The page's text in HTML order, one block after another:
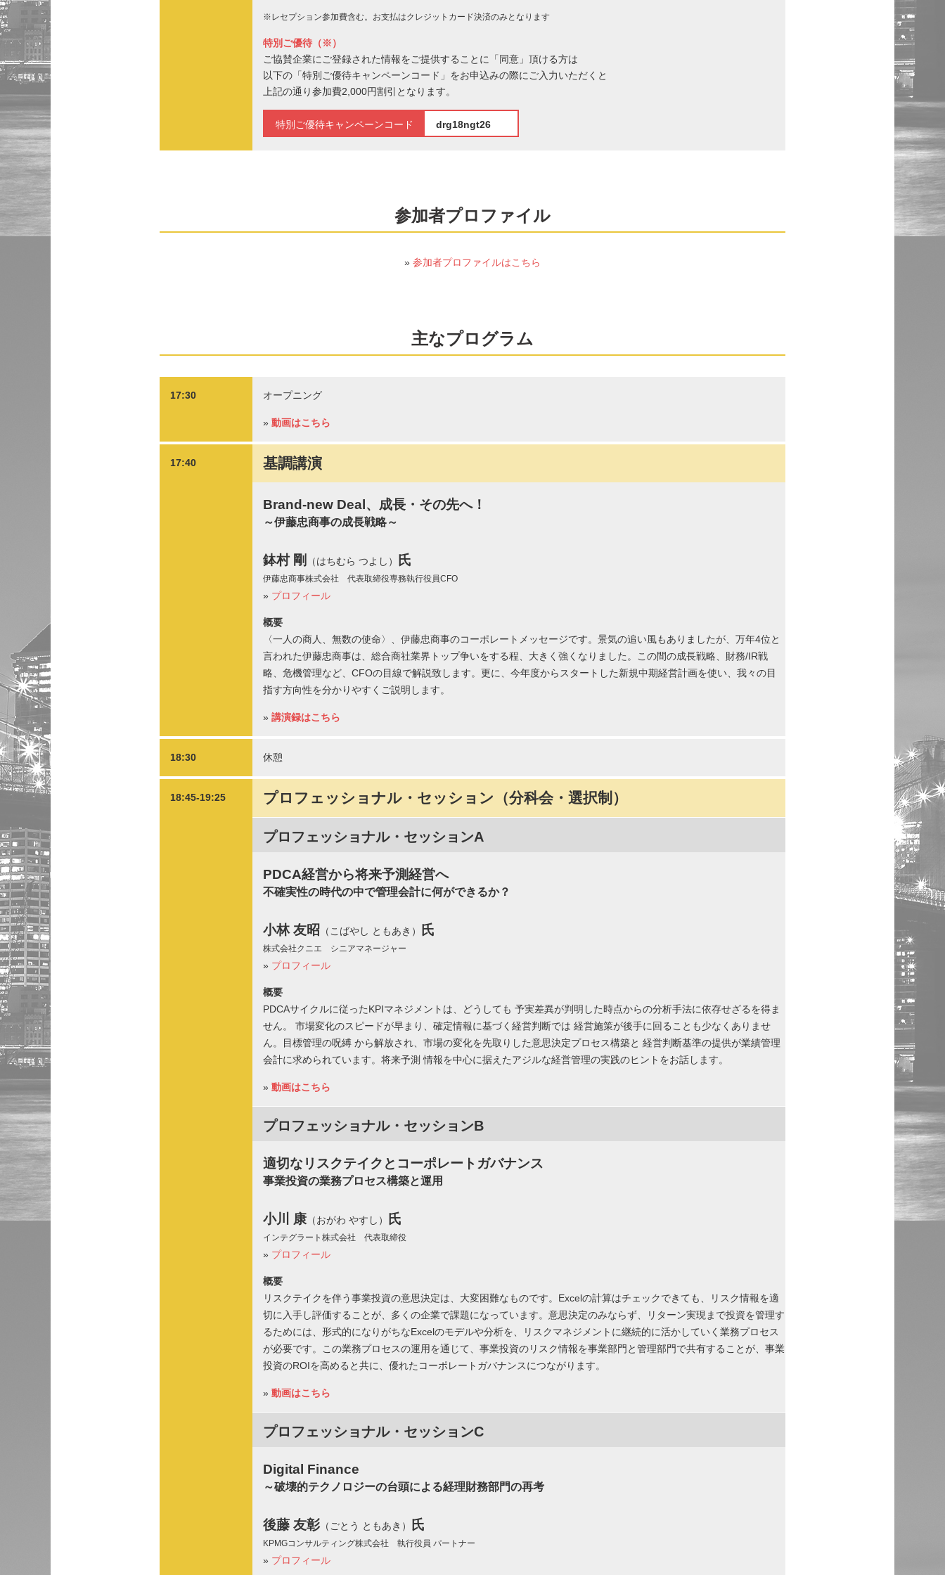
※レセプション参加費含む。お支払はクレジットカード決済のみとなります
特別ご優待（※）
ご協賛企業にご登録された情報をご提供することに「同意」頂ける方は
以下の「特別ご優待キャンペーンコード」をお申込みの際にご入力いただくと
上記の通り参加費2,000円割引となります。
特別ご優待キャンペーンコード drg18ngt26
参加者プロファイル
» 参加者プロファイルはこちら
主なプログラム
17:30 オープニング
» 動画はこちら
17:40 基調講演
Brand-new Deal、成長・その先へ！
～伊藤忠商事の成長戦略～
鉢村 剛 （はちむら つよし） 氏
伊藤忠商事株式会社 代表取締役専務執行役員CFO
» プロフィール
概要
〈一人の商人、無数の使命〉、伊藤忠商事のコーポレートメッセージです。景気の追い風もありましたが、万年4位と
言われた伊藤忠商事は、総合商社業界トップ争いをする程、大きく強くなりました。この間の成長戦略、財務/IR戦
略、危機管理など、CFOの目線で解説致します。更に、今年度からスタートした新規中期経営計画を使い、我々の目
指す方向性を分かりやすくご説明します。
» 講演録はこちら
18:30 休憩
18:45-19:25 プロフェッショナル・セッション（分科会・選択制）
プロフェッショナル・セッションA
PDCA経営から将来予測経営へ
不確実性の時代の中で管理会計に何ができるか？
小林 友昭 （こばやし ともあき） 氏
株式会社クニエ シニアマネージャー
» プロフィール
概要
PDCAサイクルに従ったKPIマネジメントは、どうしても 予実差異が判明した時点からの分析手法に依存せざるを得ま
せん。 市場変化のスピードが早まり、確定情報に基づく経営判断では 経営施策が後手に回ることも少なくありませ
ん。目標管理の呪縛 から解放され、市場の変化を先取りした意思決定プロセス構築と 経営判断基準の提供が業績管理
会計に求められています。将来予測 情報を中心に据えたアジルな経営管理の実践のヒントをお話します。
» 動画はこちら
プロフェッショナル・セッションB
適切なリスクテイクとコーポレートガバナンス
事業投資の業務プロセス構築と運用
小川 康 （おがわ やすし） 氏
インテグラート株式会社 代表取締役
» プロフィール
概要
リスクテイクを伴う事業投資の意思決定は、大変困難なものです。Excelの計算はチェックできても、リスク情報を適
切に入手し評価することが、多くの企業で課題になっています。意思決定のみならず、リターン実現まで投資を管理す
るためには、形式的になりがちなExcelのモデルや分析を、リスクマネジメントに継続的に活かしていく業務プロセス
が必要です。この業務プロセスの運用を通じて、事業投資のリスク情報を事業部門と管理部門で共有することが、事業
投資のROIを高めると共に、優れたコーポレートガバナンスにつながります。
» 動画はこちら
プロフェッショナル・セッションC
Digital Finance
～破壊的テクノロジーの台頭による経理財務部門の再考
後藤 友彰（ごとう ともあき） 氏
KPMGコンサルティング株式会社 執行役員 パートナー
» プロフィール